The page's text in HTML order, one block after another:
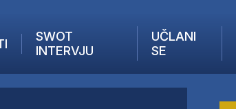
SWOT
INTERVJU
UČLANI
SE